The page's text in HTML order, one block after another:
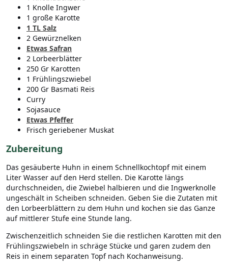
1 Knolle Ingwer
1 große Karotte
1 TL Salz
2 Gewürznelken
Etwas Safran
2 Lorbeerblätter
250 Gr Karotten
1 Frühlingszwiebel
200 Gr Basmati Reis
Curry
Sojasauce
Etwas Pfeffer
Frisch geriebener Muskat
Zubereitung
Das gesäuberte Huhn in einem Schnellkochtopf mit einem
Liter Wasser auf den Herd stellen. Die Karotte längs
durchschneiden, die Zwiebel halbieren und die Ingwerknolle
ungeschält in Scheiben schneiden. Geben Sie die Zutaten mit
den Lorbeerblättern zu dem Huhn und kochen sie das Ganze
auf mittlerer Stufe eine Stunde lang.
Zwischenzeitlich schneiden Sie die restlichen Karotten mit den
Frühlingszwiebeln in schräge Stücke und garen zudem den
Reis in einem separaten Topf nach Kochanweisung.